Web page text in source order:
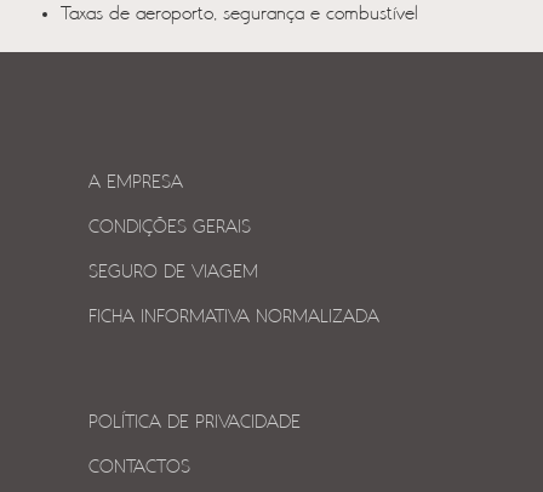
Taxas de aeroporto, segurança e combustível
A EMPRESA
CONDIÇÕES GERAIS
SEGURO DE VIAGEM
FICHA INFORMATIVA NORMALIZADA
POLÍTICA DE PRIVACIDADE
CONTACTOS